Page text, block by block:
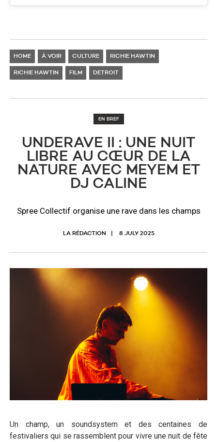
HOME À VOIR CULTURE RICHIE HAWTIN
RICHIE HAWTIN FILM DETROIT
EN BREF
UNDERAVE II : UNE NUIT
LIBRE AU CŒUR DE LA
NATURE AVEC MEYEM ET
DJ CALINE
Spree Collectif organise une rave dans les champs
LA RÉDACTION 8 JULY 2025
Un champ, un soundsystem et des centaines de
festivaliers qui se rassemblent pour vivre une nuit de fête